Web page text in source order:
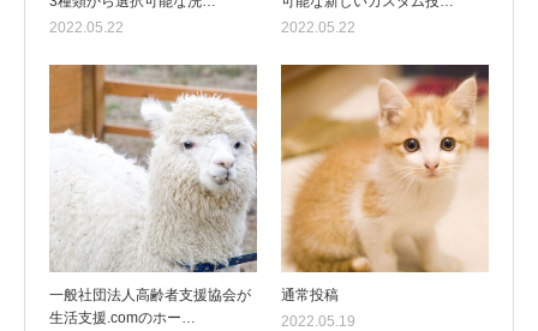
2022.05.22
2022.05.22
一般社団法人高齢者支援協会が
生活支援.comのホー…
通常投稿
2022.05.19